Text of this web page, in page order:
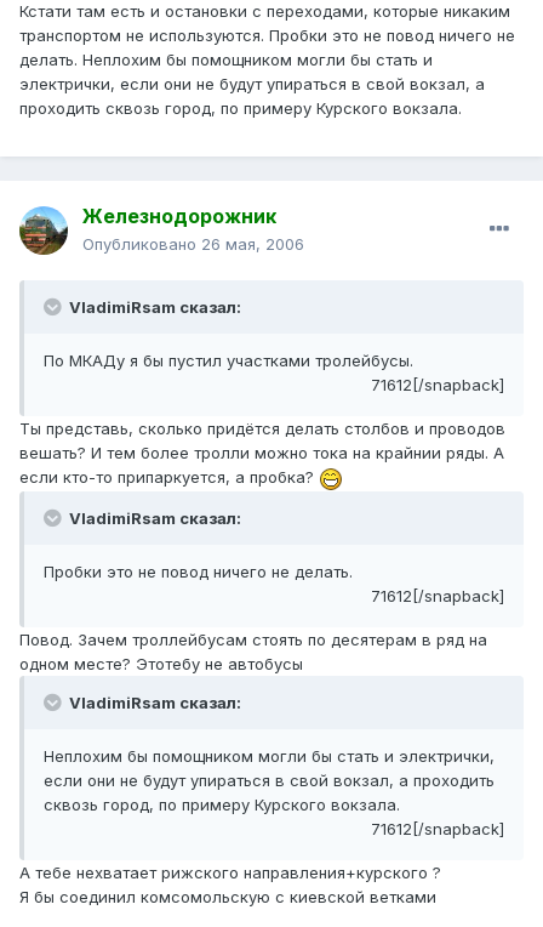
Кстати там есть и остановки с переходами, которые никаким
транспортом не используются. Пробки это не повод ничего не
делать. Неплохим бы помощником могли бы стать и
электрички, если они не будут упираться в свой вокзал, а
проходить сквозь город, по примеру Курского вокзала.
Железнодорожник
Опубликовано 26 мая, 2006
VladimiRsam сказал:
По МКАДу я бы пустил участками тролейбусы.
71612[/snapback]
Ты представь, сколько придётся делать столбов и проводов
вешать? И тем более тролли можно тока на крайнии ряды. А
если кто-то припаркуется, а пробка?
VladimiRsam сказал:
Пробки это не повод ничего не делать.
71612[/snapback]
Повод. Зачем троллейбусам стоять по десятерам в ряд на
одном месте? Этотебу не автобусы
VladimiRsam сказал:
Неплохим бы помощником могли бы стать и электрички,
если они не будут упираться в свой вокзал, а проходить
сквозь город, по примеру Курского вокзала.
71612[/snapback]
А тебе нехватает рижского направления+курского ?
Я бы соединил комсомольскую с киевской ветками